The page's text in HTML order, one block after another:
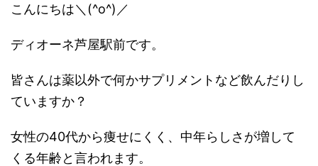
こんにちは＼(^o^)／
ディオーネ芦屋駅前です。
皆さんは薬以外で何かサプリメントなど飲んだりし
ていますか？
女性の40代から痩せにくく、中年らしさが増して
くる年齢と言われます。